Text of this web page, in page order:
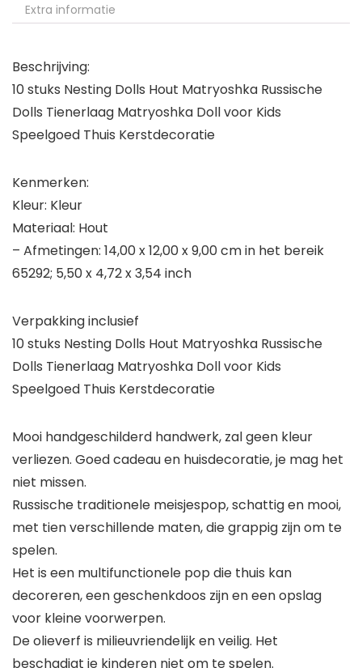
Extra informatie
Beschrijving:
10 stuks Nesting Dolls Hout Matryoshka Russische
Dolls Tienerlaag Matryoshka Doll voor Kids
Speelgoed Thuis Kerstdecoratie
Kenmerken:
Kleur: Kleur
Materiaal: Hout
– Afmetingen: 14,00 x 12,00 x 9,00 cm in het bereik
65292; 5,50 x 4,72 x 3,54 inch
Verpakking inclusief
10 stuks Nesting Dolls Hout Matryoshka Russische
Dolls Tienerlaag Matryoshka Doll voor Kids
Speelgoed Thuis Kerstdecoratie
Mooi handgeschilderd handwerk, zal geen kleur
verliezen. Goed cadeau en huisdecoratie, je mag het
niet missen.
Russische traditionele meisjespop, schattig en mooi,
met tien verschillende maten, die grappig zijn om te
spelen.
Het is een multifunctionele pop die thuis kan
decoreren, een geschenkdoos zijn en een opslag
voor kleine voorwerpen.
De olieverf is milieuvriendelijk en veilig. Het
beschadigt je kinderen niet om te spelen.